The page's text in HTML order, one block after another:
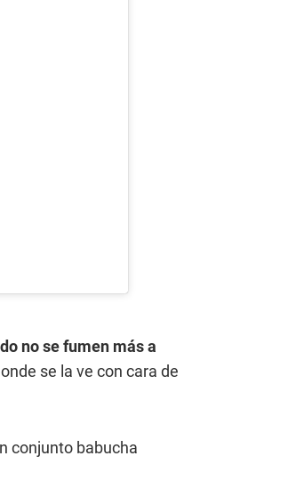
no se fumen más a
se la ve con cara de
conjunto babucha